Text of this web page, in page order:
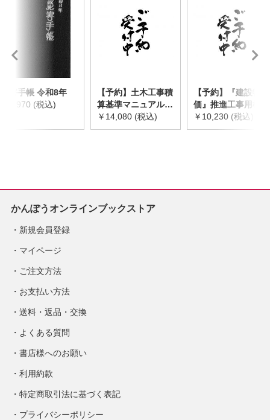
災害手帳 令和8年
￥2,970 (税込)
【予約】土木工事積
算基準マニュアル
令和8年度版
※2026年8月下旬発
￥14,080 (税込)
【予約】『建設物
価』推進工事用機械
器具等基礎価格表
2026年度版
￥10,230 (税込)
かんぽうオンラインブックストア
新規会員登録
マイページ
ご注文方法
お支払い方法
送料・返品・交換
よくある質問
書店様へのお願い
利用約款
特定商取引法に基づく表記
プライバシーポリシー